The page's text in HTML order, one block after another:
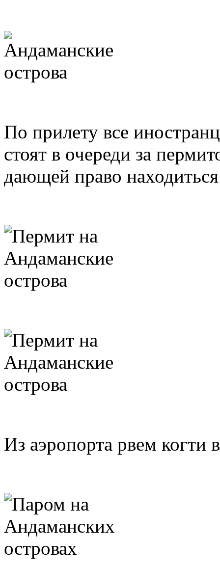
По прилету все
стоят в очереди за
дающей право
Из аэропорта рвем когти